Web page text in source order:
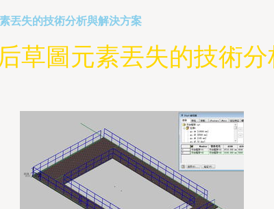
丟失的技術分析與解決方案
草圖元素丟失的技術